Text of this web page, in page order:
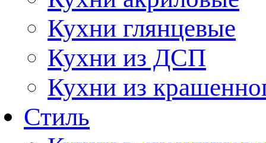
Кухни глянцевые
Кухни из ДСП
Кухни из
Стиль